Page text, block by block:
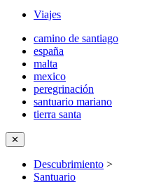
Viajes
camino de santiago
españa
malta
mexico
peregrinación
santuario mariano
tierra santa
✕
Descubrimiento >
Santuario